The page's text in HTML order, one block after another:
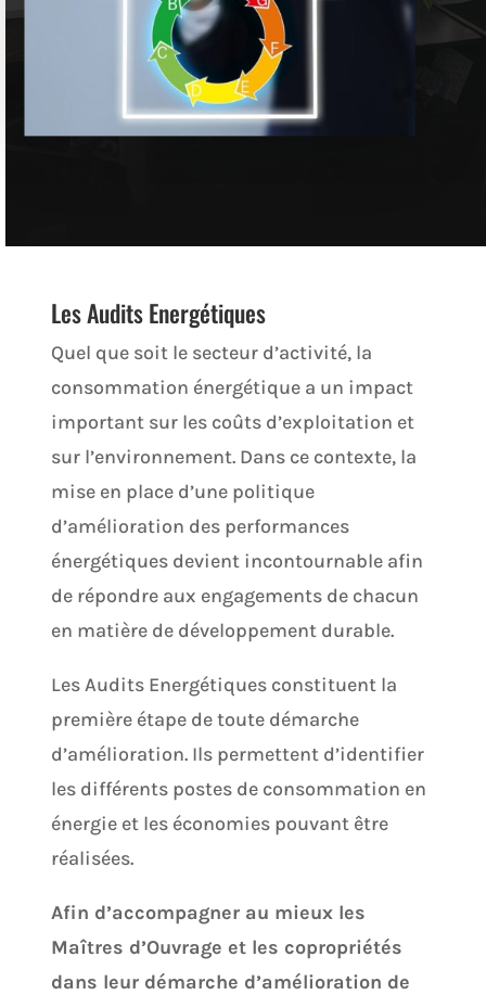
Les Audits Energétiques
Quel que soit le secteur d’activité, la
consommation énergétique a un impact
important sur les coûts d’exploitation et
sur l’environnement. Dans ce contexte, la
mise en place d’une politique
d’amélioration des performances
énergétiques devient incontournable afin
de répondre aux engagements de chacun
en matière de développement durable.
Les Audits Energétiques constituent la
première étape de toute démarche
d’amélioration. Ils permettent d’identifier
les différents postes de consommation en
énergie et les économies pouvant être
réalisées.
Afin d’accompagner au mieux les
Maîtres d’Ouvrage et les copropriétés
dans leur démarche d’amélioration de